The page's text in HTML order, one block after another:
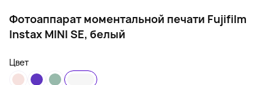
Фотоаппарат моментальной печати Fujifilm
Instax MINI SE, белый
Цвет